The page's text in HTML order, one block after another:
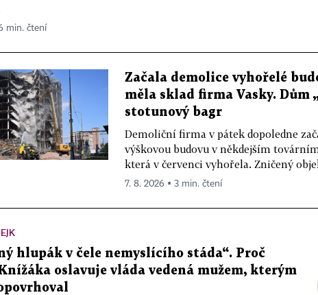
min. čtení
Začala demolice vyhořelé
měla sklad firma Vasky. Dům
stotunový bagr
Demoliční firma v pátek dopoledne
výškovou budovu v někdejším
která v červenci vyhořela. Zničený
7. 8. 2026 ▪ 3 min. čtení
hlupák v čele nemyslícího stáda“. Proč
oslavuje vláda vedená mužem, kterým